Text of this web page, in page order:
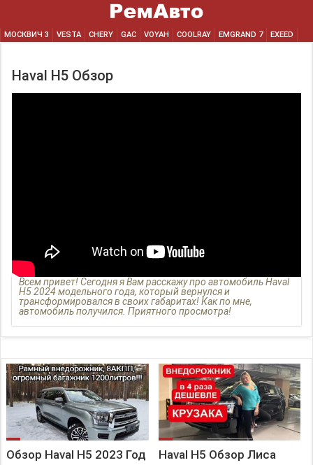
МОСКВИЧ 3 VESTA CHERY GAC VOYAH COOLRAY EMGRAND 7 EXEED
Haval H5 Обзор
Всем привет! Сегодня я Вам расскажу про автомобиль Haval
H5 2024 модельного года, который вернулся и
трансформировался в своих габаритах! Как по мне,
автомобиль получился. Приятного просмотра!
Обзор Haval H5 2023 Год Haval H5 Обзор Лиса